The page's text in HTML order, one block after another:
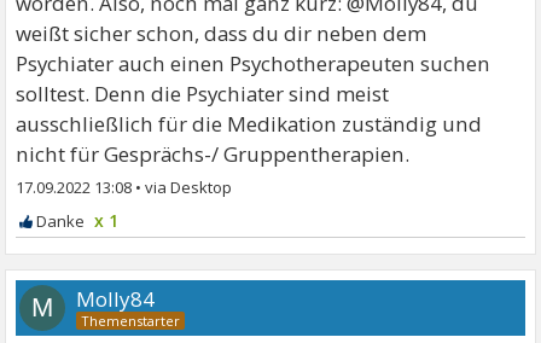
weißt sicher schon, dass du dir neben dem
Psychiater auch einen Psychotherapeuten suchen
solltest. Denn die Psychiater sind meist
ausschließlich für die Medikation zuständig und
nicht für Gesprächs-/ Gruppentherapien.
17.09.2022 13:08 •
x 1
M Molly84